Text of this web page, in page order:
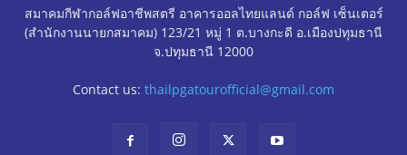
สมาคมกีฬากอล์ฟอาชีพสตรี อาคารออลไทยแลนด์ กอล์ฟ เซ็นเตอร์
(สำนักงานนายกสมาคม) 123/21 หมู่ 1 ต.บางกะดี อ.เมืองปทุมธานี
จ.ปทุมธานี 12000
Contact us: thailpgatourofficial@gmail.com